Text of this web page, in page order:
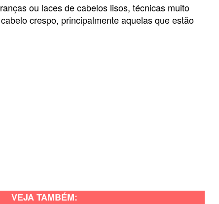
ou laces de cabelos lisos, técnicas muito
crespo, principalmente aquelas que estão
VEJA TAMBÉM: